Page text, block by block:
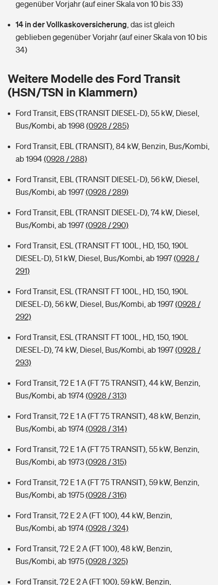
Tools
Hochwasser-Check: Wie gefährdet ist Ihr Haus?
Sie haben Fragen?
Hundehalter-Haftpflicht
Handyversicherung
Private Cyberversicherung
Zur Übersicht
Kinderunfall-Check: Mehr Sicherheit für deine Kids
Typklassen: So ist Ihr Auto eingestuft
Sie haben Fragen?
Tools
Wer versichert was: Jetzt Versicherer finden
Rentenrechner: Wie viel Geld bekomme ich im Alter?
gegenüber Vorjahr (auf einer Skala von 10 bis 33)
14 in der Vollkaskoversicherung das ist gleich
geblieben gegenüber Vorjahr (auf einer Skala von 10 bis
34)
Weitere Modelle des Ford Transit
(HSN/TSN in Klammern)
Ford Transit, EBS (TRANSIT DIESEL-D), 55 kW, Diesel,
Bus/Kombi, ab 1998 (0928 / 285)
Ford Transit, EBL (TRANSIT), 84 kW, Benzin, Bus/Kombi,
ab 1994(0928 / 288)
Ford Transit, EBL (TRANSIT DIESEL-D), 56 kW, Diesel,
Bus/Kombi, ab 1997(0928 / 289)
Ford Transit, EBL (TRANSIT DIESEL-D), 74 kW, Diesel,
Bus/Kombi, ab 1997(0928 / 290)
Ford Transit, ESL (TRANSIT FT 100L, HD, 150, 190L
DIESEL-D), 51 kW, Diesel, Bus/Kombi, ab 1997(0928 /
291)
Ford Transit, ESL (TRANSIT FT 100L, HD, 150, 190L
DIESEL-D), 56 kW, Diesel, Bus/Kombi, ab 1997(0928 /
292)
Ford Transit, ESL (TRANSIT FT 100L, HD, 150, 190L
DIESEL-D), 74 kW, Diesel, Bus/Kombi, ab 1997(0928 /
293)
Ford Transit, 72 E 1 A (FT 75 TRANSIT), 44 kW, Benzin,
Bus/Kombi, ab 1974(0928 / 313)
Ford Transit, 72 E 1 A (FT 75 TRANSIT), 48 kW, Benzin,
Bus/Kombi, ab 1974(0928 / 314)
Ford Transit, 72 E 1 A (FT 75 TRANSIT), 55 kW, Benzin,
Bus/Kombi, ab 1973(0928 / 315)
Ford Transit, 72 E 1 A (FT 75 TRANSIT), 59 kW, Benzin,
Bus/Kombi, ab 1975(0928 / 316)
Ford Transit, 72 E 2 A (FT 100), 44 kW, Benzin,
Bus/Kombi, ab 1974(0928 / 324)
Ford Transit, 72 E 2 A (FT 100), 48 kW, Benzin,
Bus/Kombi, ab 1975(0928 / 325)
Ford Transit, 72 E 2 A (FT 100), 59 kW, Benzin,